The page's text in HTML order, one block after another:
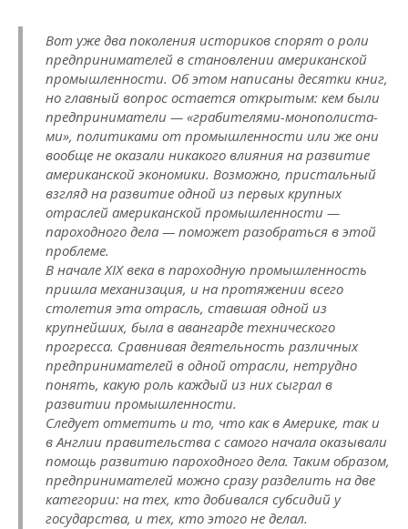
Вот уже два поколения историков спорят о роли
предпринимателей в становлении американской
про­мышленности. Об этом написаны десятки книг,
но главный вопрос оста­ется открытым: кем были
предприниматели — «грабителями-монополиста­
ми», политиками от промышленности или же они
вообще не оказали никакого влияния на развитие
американской эко­номики. Возможно, пристальный
взгляд на развитие одной из первых крупных
отраслей американской промышленности —
пароходного дела — поможет разобраться в этой
проблеме.
В начале XIX века в пароходную про­мышленность
пришла механизация, и на протяжении всего
столетия эта от­расль, ставшая одной из
крупнейших, бы­ла в авангарде технического
прогресса. Сравнивая деятельность различных
пред­принимателей в одной отрасли, нетруд­но
понять, какую роль каждый из них сыграл в
развитии промышленности.
Следует отметить и то, что как в Америке, так и
в Англии правительства с самого начала оказывали
помощь разви­тию пароходного дела. Таким образом,
предпринимателей можно сразу разде­лить на две
категории: на тех, кто до­бивался субсидий у
государства, и тех, кто этого не делал.